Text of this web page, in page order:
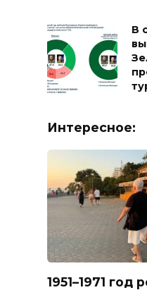
В
Интересное:
1951–1971 год